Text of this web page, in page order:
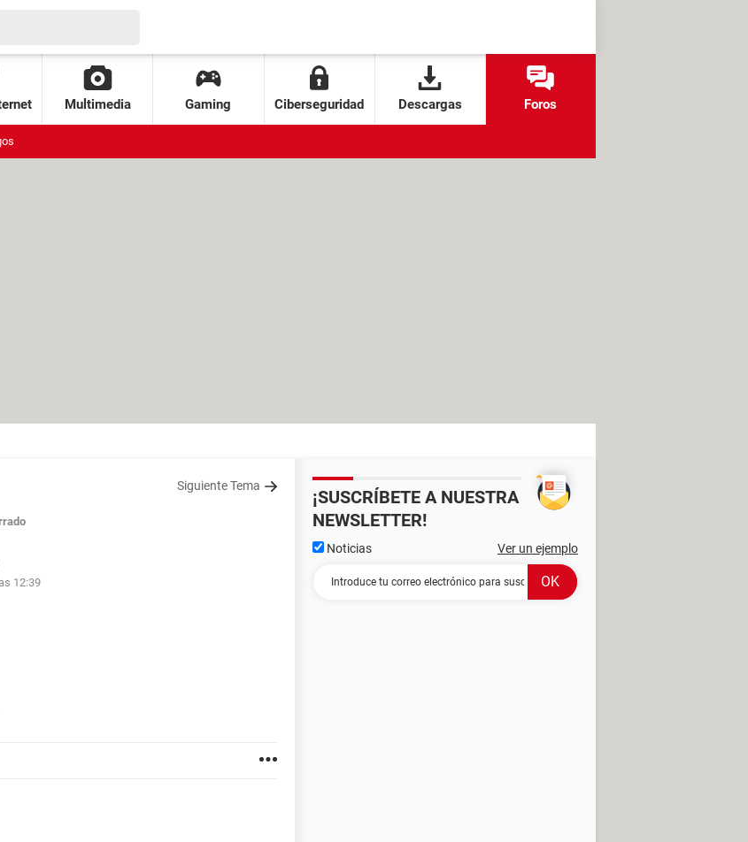
Multimedia Gaming Ciberseguridad Descargas Foros
Siguiente Tema
12:39
¡SUSCRÍBETE A NUESTRA
NEWSLETTER!
Noticias Ver un ejemplo